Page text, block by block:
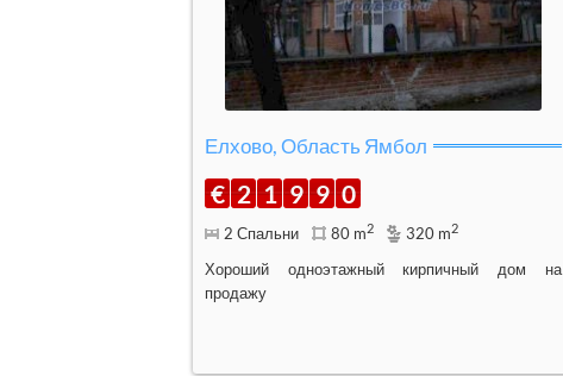
Елхово, Область Ямбол
€ 2 1 9 9 0
2 Спальни 80 m2 320 m2
Хороший одноэтажный кирпичный дом на
продажу